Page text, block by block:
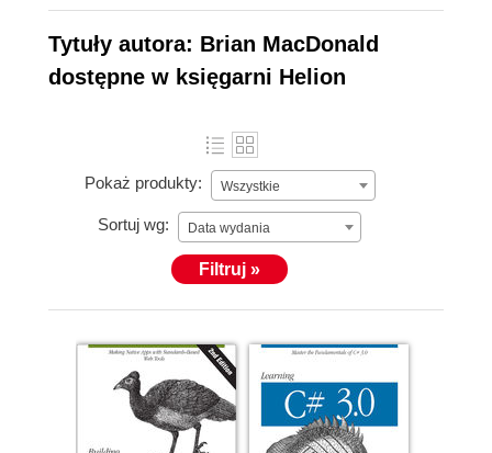
Tytuły autora: Brian MacDonald
dostępne w księgarni Helion
Pokaż produkty: Wszystkie
Sortuj wg: Data wydania
Filtruj »